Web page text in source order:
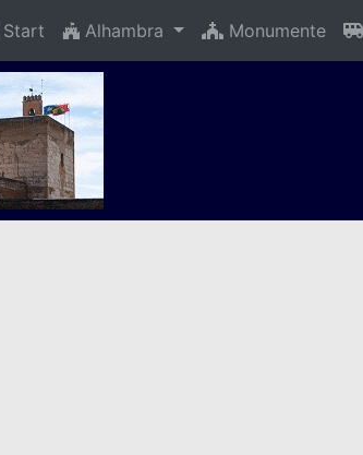
Alhambra Monumente